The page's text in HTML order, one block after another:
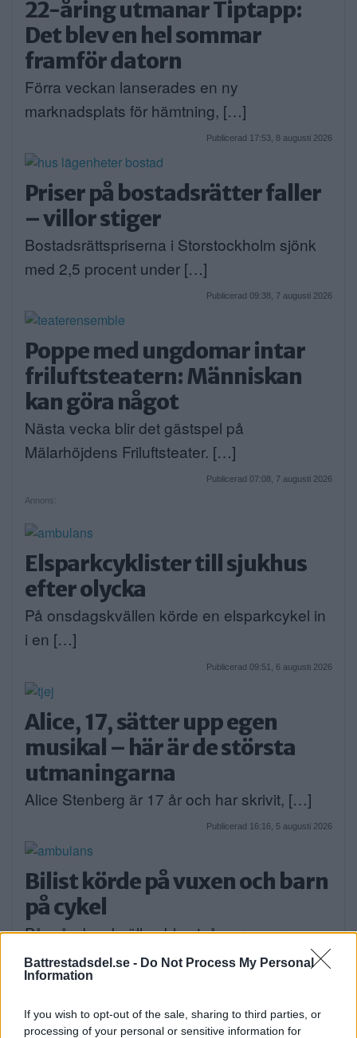
Battrestadsdel.se - Do Not Process My Personal
Information
If you wish to opt-out of the sale, sharing to third parties, or
processing of your personal or sensitive information for
22-åring utmanar Tiptapp:
Det blev en hel sommar
framför datorn
Förra veckan lanserades en ny
marknadsplats för hämtning, […]
Publicerad 17:53, 8 augusti 2026
Priser på bostadsrätter faller
– villor stiger
Bostadsrättspriserna i Storstockholm sjönk
med 2,5 procent under […]
Publicerad 09:38, 7 augusti 2026
Poppe med ungdomar intar
friluftsteatern: Människan
kan göra något
Nästa vecka blir det gästspel på
Mälarhöjdens Friluftsteater. […]
Publicerad 07:08, 7 augusti 2026
Annons:
Elsparkcyklister till sjukhus
efter olycka
På onsdagskvällen körde en elsparkcykel in
i en […]
Publicerad 09:51, 6 augusti 2026
Alice, 17, sätter upp egen
musikal – här är de största
utmaningarna
Alice Stenberg är 17 år och har skrivit, […]
Publicerad 16:16, 5 augusti 2026
Bilist körde på vuxen och barn
på cykel
På måndagskvällen blev två personer som
färdades på […]